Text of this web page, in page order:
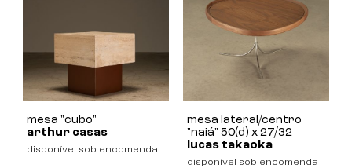
mesa "cubo"
arthur casas
disponível sob encomenda
mesa lateral/centro
"naiá" 50(d) x 27/32
lucas takaoka
disponível sob encomenda